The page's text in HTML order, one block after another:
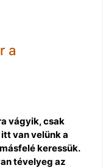
a
vágyik, csak
van velünk a
keressük.
tévelyeg az